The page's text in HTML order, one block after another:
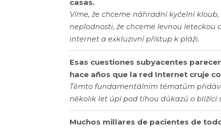
casas.
Víme, že chceme náhradní kyčelní
neplodnosti, že chceme levnou leteckou
internet a exkluzivní přístup k pláži.
Esas cuestiones subyacentes
hace años que la red Internet cruje
Těmto fundamentálním tématům
několik let úpí pod tíhou důkazů o blížící
Muchos millares de pacientes de